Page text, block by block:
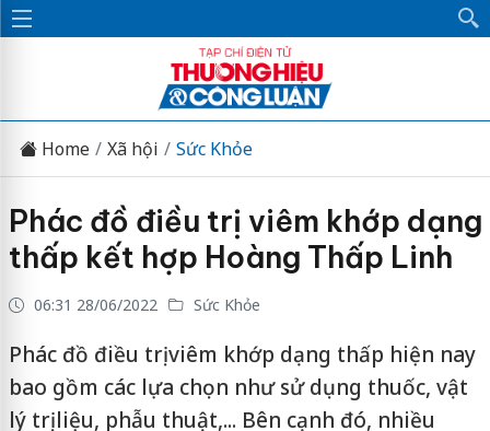
Home Xã hội Sức Khỏe
Phác đồ điều trị viêm khớp dạng
thấp kết hợp Hoàng Thấp Linh
06:31 28/06/2022 Sức Khỏe
Phác đồ điều trị viêm khớp dạng thấp hiện nay
bao gồm các lựa chọn như sử dụng thuốc, vật
lý trị liệu, phẫu thuật,... Bên cạnh đó, nhiều